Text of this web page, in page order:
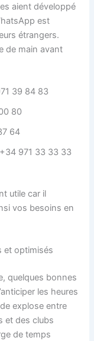
aient développé
est
étrangers.
de main avant
39 84 83
80
64
971 33 33 33
utile car il
vos besoins en
et optimisés
quelques bonnes
les heures
explose entre
et des clubs
de temps